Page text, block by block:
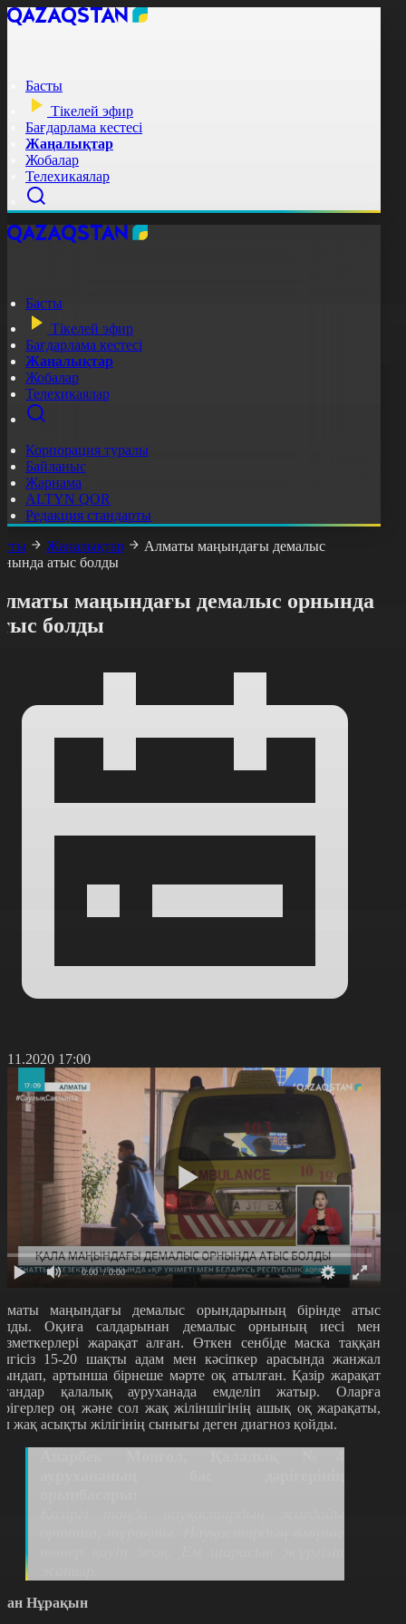
Басты
Тікелей эфир
Бағдарлама кестесі
Жаңалықтар
Жобалар
Телехикаялар
Басты
Тікелей эфир
Бағдарлама кестесі
Жаңалықтар
Жобалар
Телехикаялар
Корпорация туралы
Байланыс
Жарнама
ALTYN QOR
Редакция стандарты
Жаңалықтар
Алматы маңындағы демалыс
атыс болды
маңындағы демалыс орнында
болды
17:00
0:00 / 0:00
маңындағы демалыс орындарының бірінде атыс
Оқиға салдарынан демалыс орнының иесі мен
жарақат алған. Өткен сенбіде маска таққан
15-20 шақты адам мен кәсіпкер арасында жанжал
артынша бірнеше мәрте оқ атылған. Қазір жарақат
қалалық ауруханада емделіп жатыр. Оларға
оң және сол жақ жіліншігінің ашық оқ жарақаты,
жақ асықты жілігінің сынығы деген диагноз қойды.
Нұрақын